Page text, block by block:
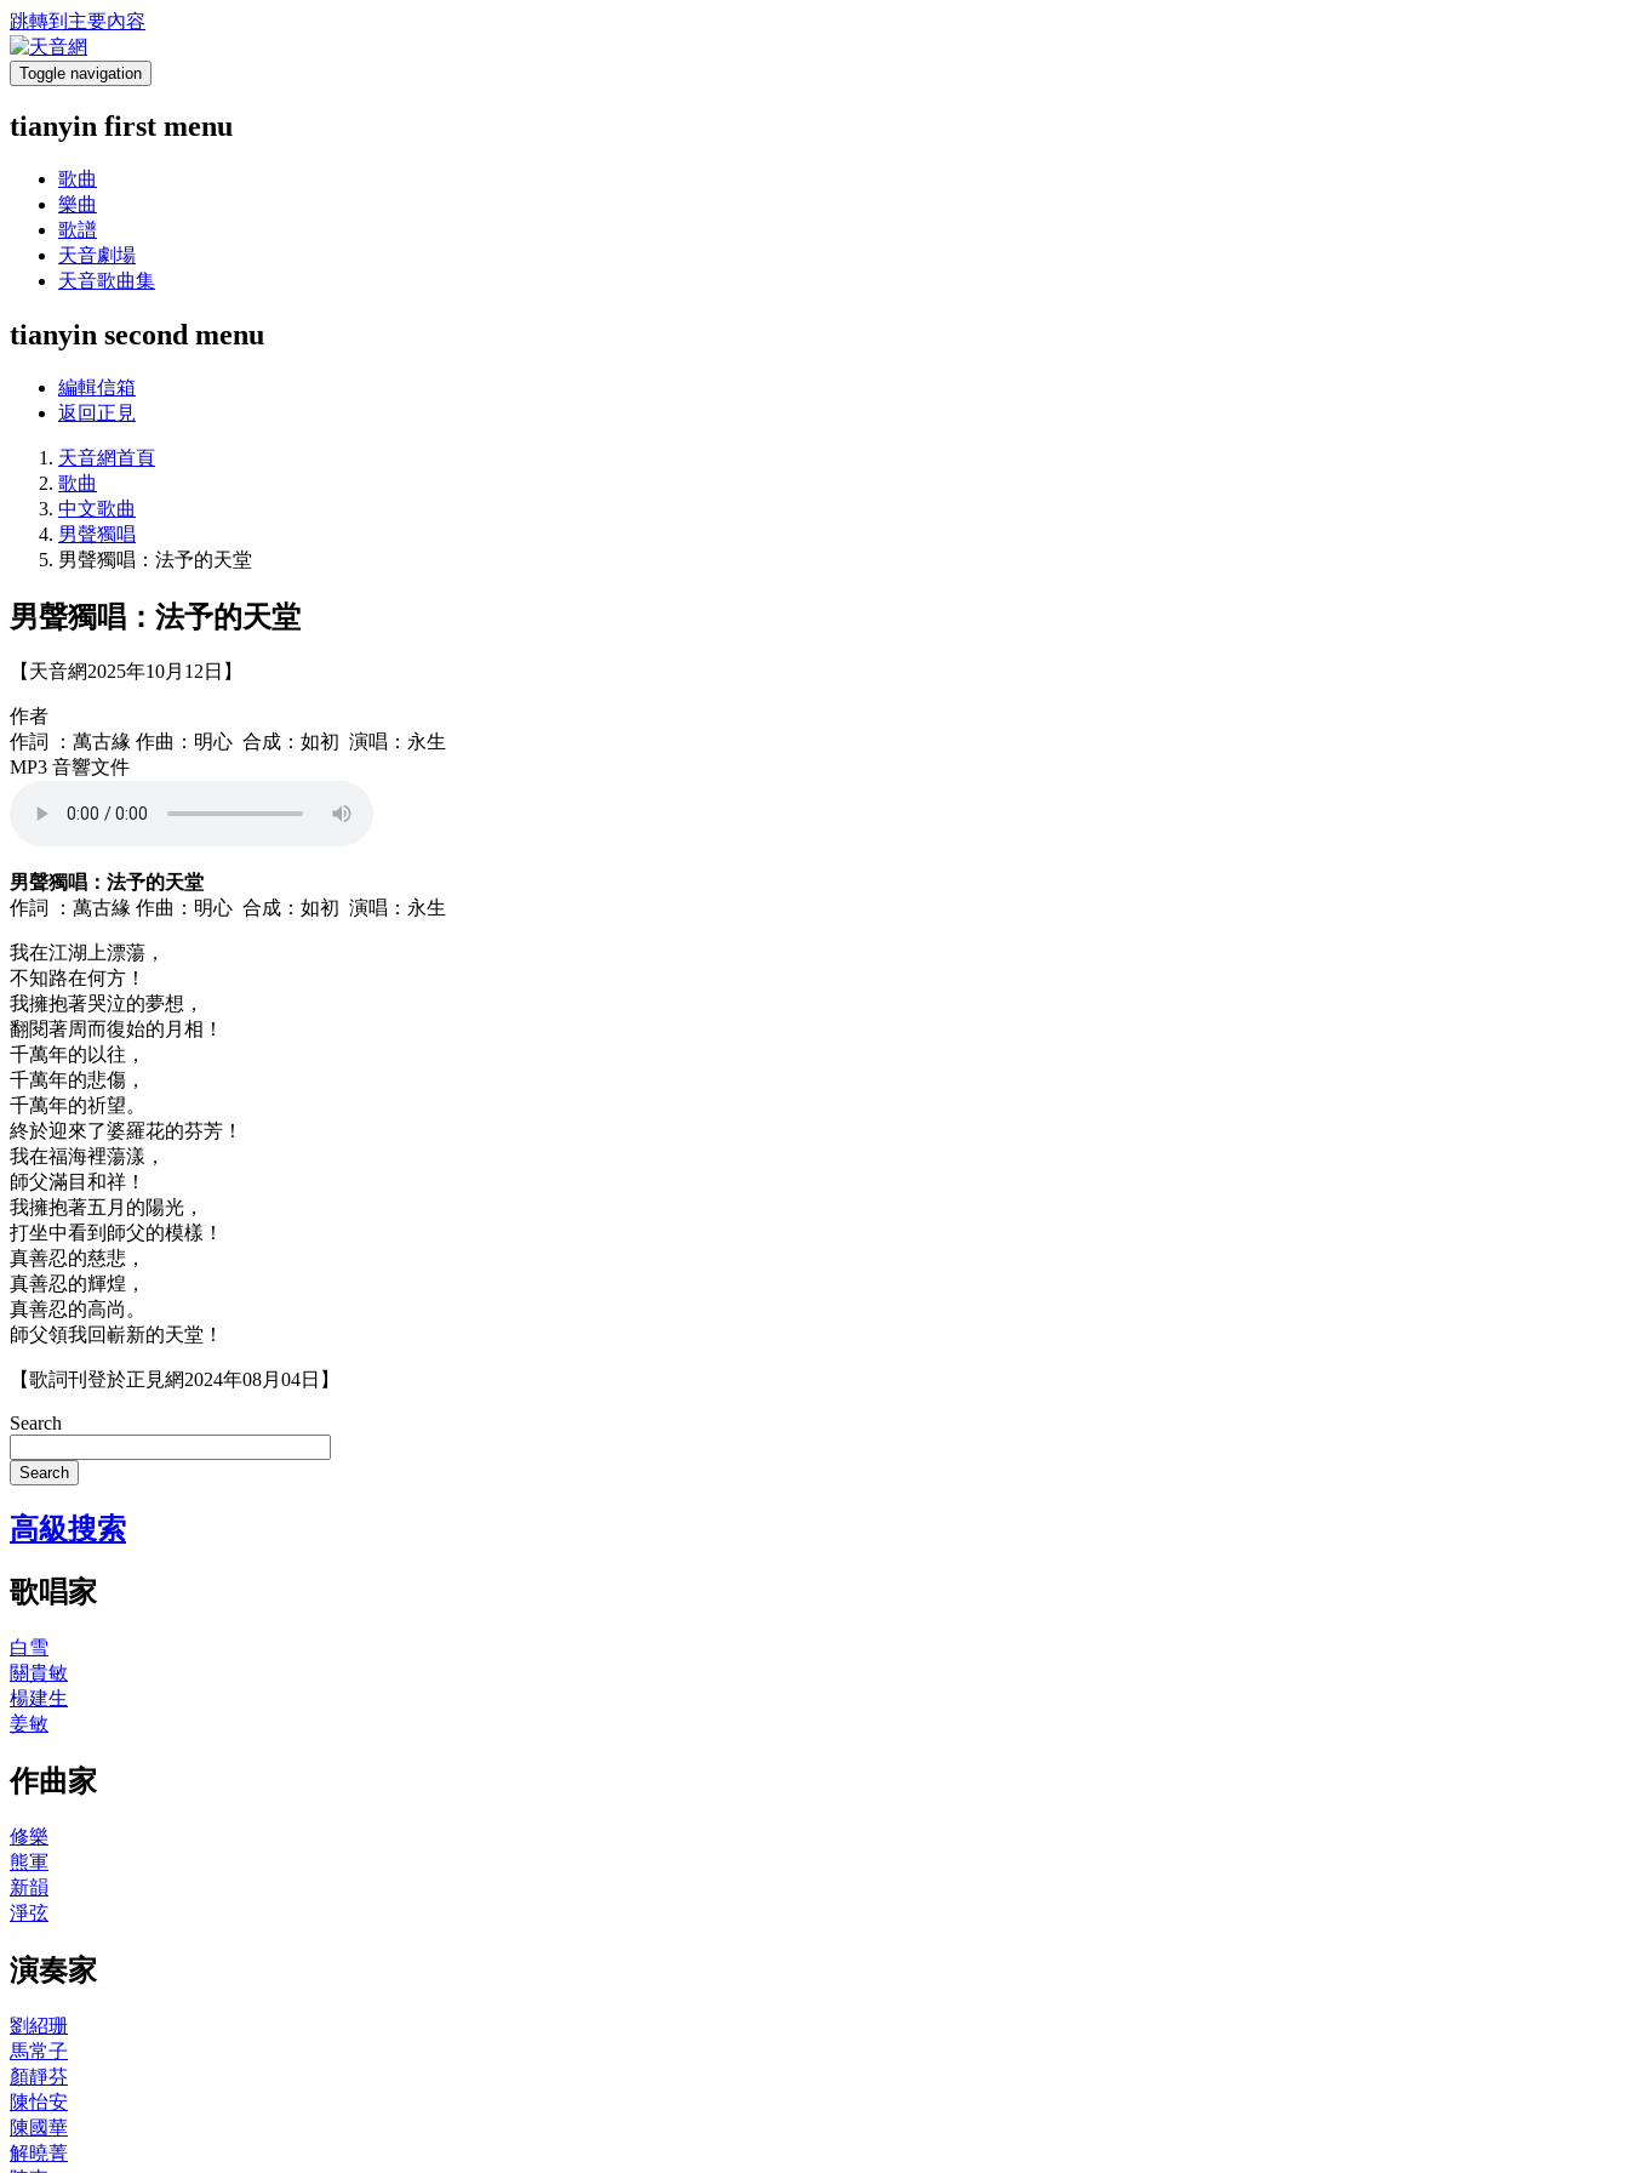
跳轉到主要內容
Toggle navigation
tianyin first menu
歌曲
樂曲
歌譜
天音劇場
天音歌曲集
tianyin second menu
編輯信箱
返回正見
天音網首頁
歌曲
中文歌曲
男聲獨唱
男聲獨唱：法予的天堂
男聲獨唱：法予的天堂
【天音網2025年10月12日】
作者
作詞 ：萬古緣 作曲：明心 合成：如初 演唱：永生
MP3 音響文件
男聲獨唱：法予的天堂
作詞 ：萬古緣 作曲：明心 合成：如初 演唱：永生
我在江湖上漂蕩，
不知路在何方！
我擁抱著哭泣的夢想，
翻閱著周而復始的月相！
千萬年的以往，
千萬年的悲傷，
千萬年的祈望。
終於迎來了婆羅花的芬芳！
我在福海裡蕩漾，
師父滿目和祥！
我擁抱著五月的陽光，
打坐中看到師父的模樣！
真善忍的慈悲，
真善忍的輝煌，
真善忍的高尚。
師父領我回嶄新的天堂！
【歌詞刊登於正見網2024年08月04日】
Search
Search
高級搜索
歌唱家
白雪
關貴敏
楊建生
姜敏
作曲家
修樂
熊軍
新韻
淨弦
演奏家
劉紹珊
馬常子
顏靜芬
陳怡安
陳國華
解曉菁